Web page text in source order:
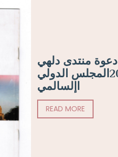
دعوة منتدى دلهي
2006المجلس الدولي
اإلسالمي
READ MORE